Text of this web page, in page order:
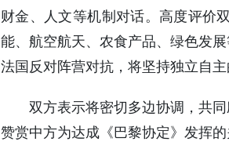
财金、人文等机制对话。高度评价
能、航空航天、农食产品、绿色发
法国反对阵营对抗，将坚持独立自
双方表示将密切多边协调，共
赞赏中方为达成《巴黎协定》发挥